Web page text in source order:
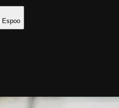
Espoo